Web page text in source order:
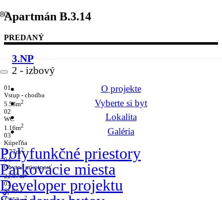
O projekte
Vyberte si byt
Lokalita
Galéria
Polyfunkčné priestory
Parkovacie miesta
Developer projektu
Apartmán B.3.14
PREDANÝ
3.NP
2 - izbový
01
Vstup - chodba
5.58m2
02
WC
1.16m2
03
Kúpeľňa
3.77m2
04
Obytná miestnosť
22.07m2
05
Spálňa
2